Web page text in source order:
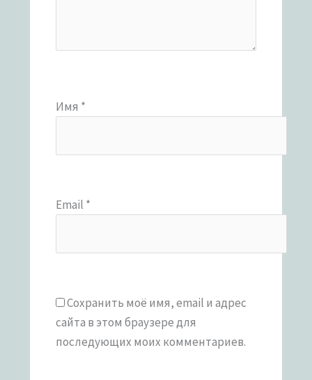
Имя *
Email *
Сохранить моё имя, email и адрес
сайта в этом браузере для
последующих моих комментариев.